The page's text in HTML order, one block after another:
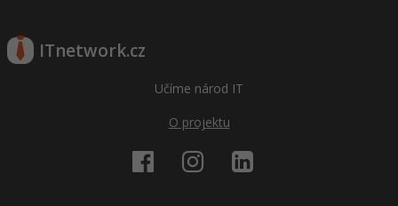
ITnetwork.cz
Učíme národ IT
O projektu